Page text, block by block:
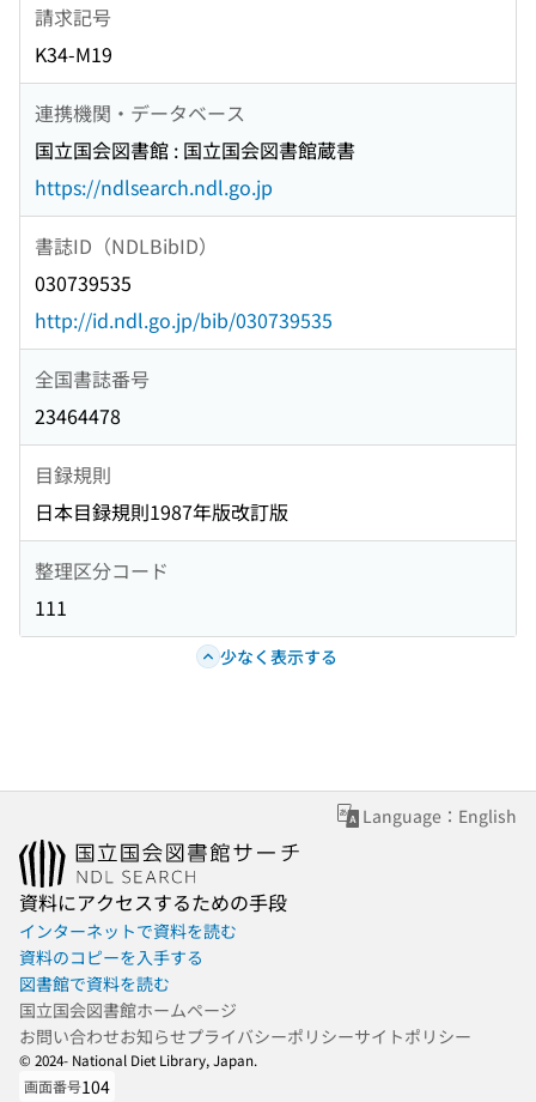
請求記号
K34-M19
連携機関・データベース
国立国会図書館 : 国立国会図書館蔵書
https://ndlsearch.ndl.go.jp
書誌ID（NDLBibID）
030739535
http://id.ndl.go.jp/bib/030739535
全国書誌番号
23464478
目録規則
日本目録規則1987年版改訂版
整理区分コード
111
少なく表示する
Language：English
資料にアクセスするための手段
インターネットで資料を読む
資料のコピーを入手する
図書館で資料を読む
国立国会図書館ホームページ
お問い合わせお知らせプライバシーポリシーサイトポリシー
© 2024- National Diet Library, Japan.
画面番号104